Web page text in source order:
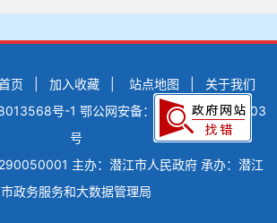
页 加入收藏 站点地图
关于我们
号-1 鄂公网安备：42900502000503
号
主办：潜江市人民政府 承办：潜江
市政务服务和大数据管理局